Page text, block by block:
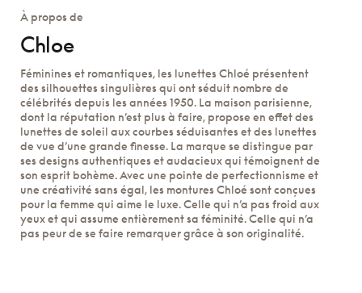
À propos de
Chloe
Féminines et romantiques, les lunettes Chloé présentent
des silhouettes singulières qui ont séduit nombre de
célébrités depuis les années 1950. La maison parisienne,
dont la réputation n’est plus à faire, propose en effet des
lunettes de soleil aux courbes séduisantes et des lunettes
de vue d’une grande finesse. La marque se distingue par
ses designs authentiques et audacieux qui témoignent de
son esprit bohème. Avec une pointe de perfectionnisme et
une créativité sans égal, les montures Chloé sont conçues
pour la femme qui aime le luxe. Celle qui n’a pas froid aux
yeux et qui assume entièrement sa féminité. Celle qui n’a
pas peur de se faire remarquer grâce à son originalité.